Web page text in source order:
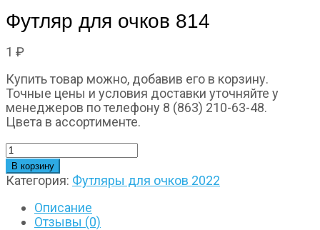
Футляр для очков 814
1 ₽
Купить товар можно, добавив его в корзину.
Точные цены и условия доставки уточняйте у
менеджеров по телефону 8 (863) 210-63-48.
Цвета в ассортименте.
Количество
товара
Футляр
очков
814
В корзину
Категория: Футляры для очков 2022
Описание
Отзывы (0)